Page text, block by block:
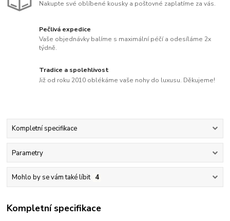
Nakupte své oblíbené kousky a poštovné zaplatíme za vás.
Pečlivá expedice
Vaše objednávky balíme s maximální péčí a odesíláme 2x
týdně.
Tradice a spolehlivost
Již od roku 2010 oblékáme vaše nohy do luxusu. Děkujeme!
Kompletní specifikace
Parametry
Mohlo by se vám také líbit 4
Kompletní specifikace